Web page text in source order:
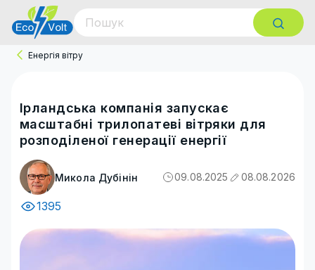
Енергія вітру
Ірландська компанія запускає
масштабні трилопатеві вітряки для
розподіленої генерації енергії
Микола Дубінін 09.08.2025 08.08.2026
1395